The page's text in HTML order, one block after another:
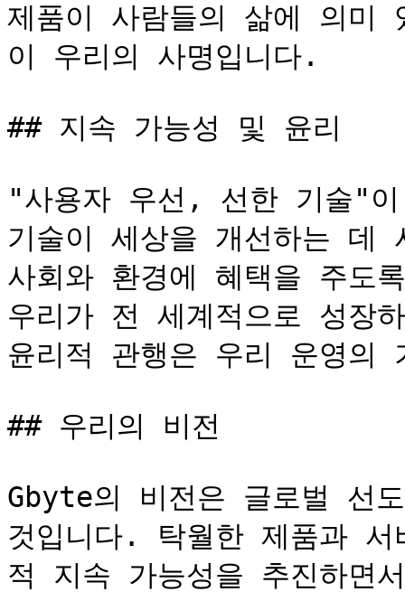
제품이 사람들의 삶에 의미
이 우리의 사명입니다.
## 지속 가능성 및 윤리
"사용자 우선, 선한 기술"
기술이 세상을 개선하는 데
사회와 환경에 혜택을 주도
우리가 전 세계적으로 성장
윤리적 관행은 우리 운영의
## 우리의 비전
Gbyte의 비전은 글로벌 선
것입니다. 탁월한 제품과
적 지속 가능성을 추진하면